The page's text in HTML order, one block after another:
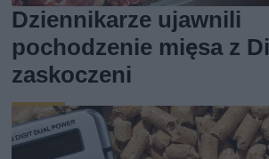
Dziennikarze ujawnili
pochodzenie mięsa z
zaskoczeni